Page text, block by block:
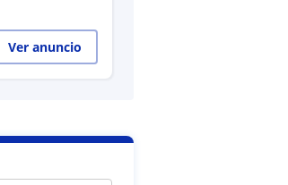
Ver anuncio